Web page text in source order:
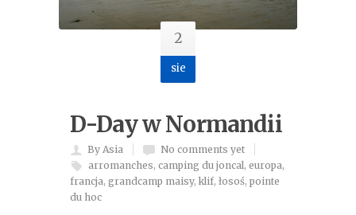
2
sie
D-Day w Normandii
By Asia
No comments yet
arromanches, camping du joncal, europa,
francja, grandcamp maisy, klif, łosoś, pointe
du hoc